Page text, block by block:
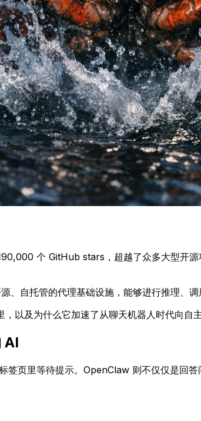
个 GitHub stars，超越了众多大型开
、自托管的代理基础设施，能够进行推理、
以及为什么它加速了从聊天机器人时代向自主
AI
页里等待提示。OpenClaw 则不仅仅是回答